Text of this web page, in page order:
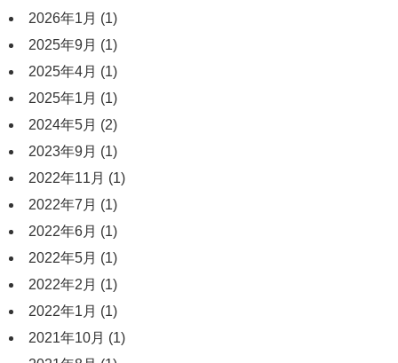
2026年1月 (1)
2025年9月 (1)
2025年4月 (1)
2025年1月 (1)
2024年5月 (2)
2023年9月 (1)
2022年11月 (1)
2022年7月 (1)
2022年6月 (1)
2022年5月 (1)
2022年2月 (1)
2022年1月 (1)
2021年10月 (1)